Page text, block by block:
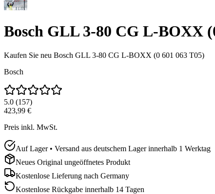
Bosch GLL 3-80 CG L-BOXX
Kaufen Sie neu Bosch GLL 3-80 CG L-BOXX (0 601 063 T05)
Bosch
5.0 (157)
423,99 €
Preis inkl. MwSt.
Auf Lager • Versand aus deutschem Lager innerhalb 1 Werktag
Neues Original ungeöffnetes Produkt
Kostenlose Lieferung nach Germany
Kostenlose Rückgabe innerhalb 14 Tagen